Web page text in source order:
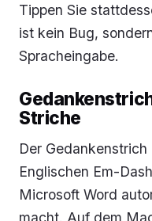
Tippen Sie
ist kein Bug,
Spracheingabe.
Striche
Der
Englischen Em-
Microsoft Word
macht. Auf dem